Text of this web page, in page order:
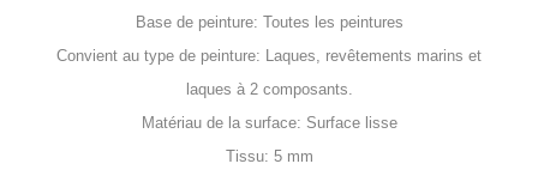
Base de peinture: Toutes les peintures
Convient au type de peinture: Laques, revêtements marins et
laques à 2 composants.
Matériau de la surface: Surface lisse
Tissu: 5 mm